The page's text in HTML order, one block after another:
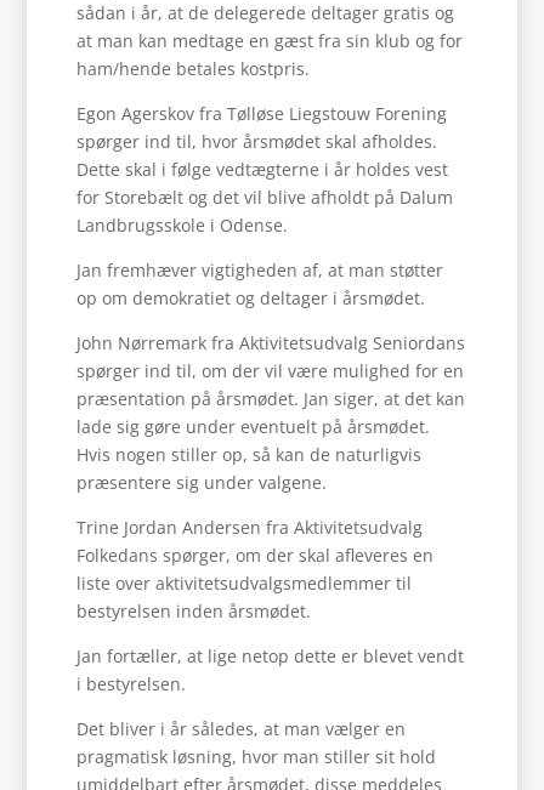
sådan i år, at de delegerede deltager gratis og
at man kan medtage en gæst fra sin klub og for
ham/hende betales kostpris.
Egon Agerskov fra Tølløse Liegstouw Forening
spørger ind til, hvor årsmødet skal afholdes.
Dette skal i følge vedtægterne i år holdes vest
for Storebælt og det vil blive afholdt på Dalum
Landbrugsskole i Odense.
Jan fremhæver vigtigheden af, at man støtter
op om demokratiet og deltager i årsmødet.
John Nørremark fra Aktivitetsudvalg Seniordans
spørger ind til, om der vil være mulighed for en
præsentation på årsmødet. Jan siger, at det kan
lade sig gøre under eventuelt på årsmødet.
Hvis nogen stiller op, så kan de naturligvis
præsentere sig under valgene.
Trine Jordan Andersen fra Aktivitetsudvalg
Folkedans spørger, om der skal afleveres en
liste over aktivitetsudvalgsmedlemmer til
bestyrelsen inden årsmødet.
Jan fortæller, at lige netop dette er blevet vendt
i bestyrelsen.
Det bliver i år således, at man vælger en
pragmatisk løsning, hvor man stiller sit hold
umiddelbart efter årsmødet, disse meddeles